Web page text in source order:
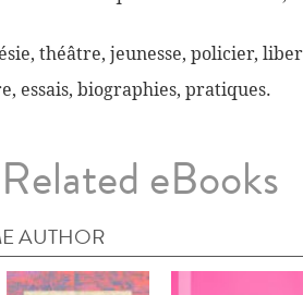
théâtre, jeunesse, policier,
essais, biographies, pratiques.
Related eBooks
AUTHOR